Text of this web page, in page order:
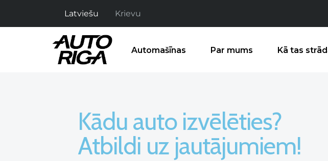
Latviešu Krievu
Automašīnas Par mums Kā tas
Kādu auto izvēlēties?
Atbildi uz jautājumiem!